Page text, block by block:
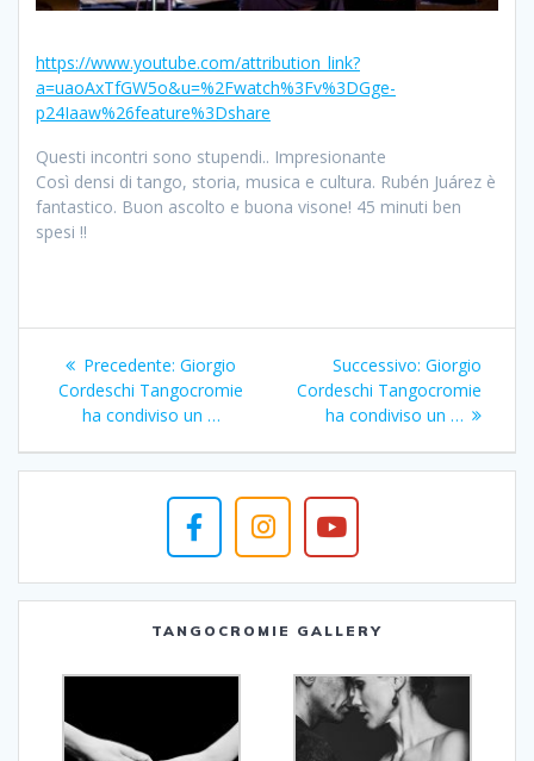
https://www.youtube.com/attribution_link?
a=uaoAxTfGW5o&u=%2Fwatch%3Fv%3DGge-
p24Iaaw%26feature%3Dshare
Questi incontri sono stupendi.. Impresionante
Così densi di tango, storia, musica e cultura. Rubén Juárez è
fantastico. Buon ascolto e buona visone! 45 minuti ben
spesi !!
Navigazione
articoli
Precedente: Articolo
precedente:
Giorgio
Cordeschi Tangocromie
ha condiviso un …
Successivo: Articolo
successivo:
Giorgio
Cordeschi Tangocromie
ha condiviso un …
TANGOCROMIE GALLERY